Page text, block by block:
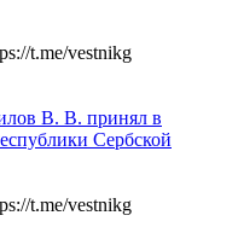
t.me/vestnikg
В. В. принял в
Сербской
t.me/vestnikg